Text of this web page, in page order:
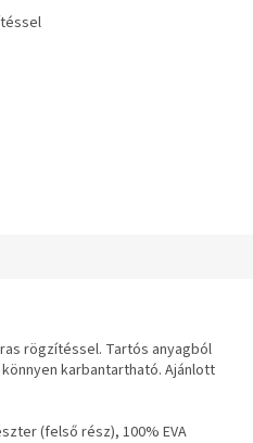
rögzítéssel. Tartós anyagból
karbantartható. Ajánlott
(felső rész), 100% EVA